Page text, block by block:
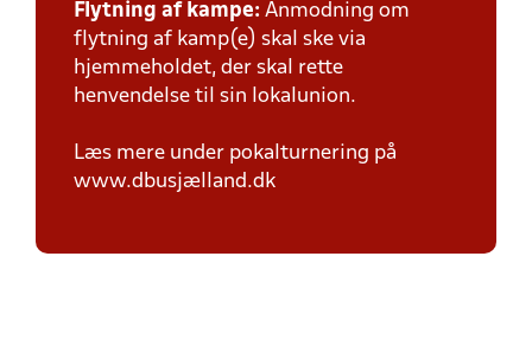
Flytning af kampe: Anmodning om
flytning af kamp(e) skal ske via
hjemmeholdet, der skal rette
henvendelse til sin lokalunion.
Læs mere under pokalturnering på
www.dbusjælland.dk